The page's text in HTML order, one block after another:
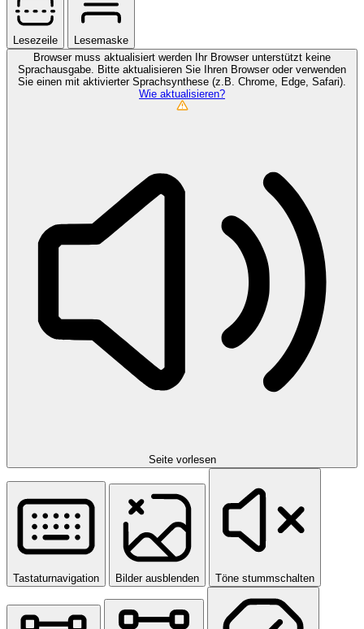
Lesezeile
Lesemaske
Browser muss aktualisiert werden Ihr Browser unterstützt keine
Sprachausgabe. Bitte aktualisieren Sie Ihren Browser oder verwenden
Sie einen mit aktivierter Sprachsynthese (z.B. Chrome, Edge, Safari).
Wie aktualisieren?
Seite vorlesen
Tastaturnavigation Bilder ausblenden Töne stummschalten